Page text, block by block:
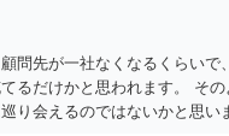
問先が一社なくなるくらい
るだけかと思われます。 そ
り会えるのではないかと思